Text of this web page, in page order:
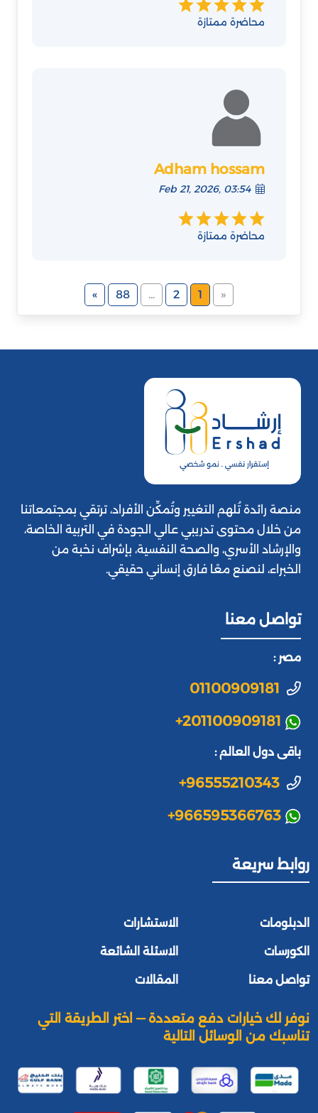
محاضرة ممتازة
Adham hossam
Feb 21, 2026, 03:54
محاضرة ممتازة
«
1
2
...
88
»
منصة رائدة تُلهم التغيير وتُمكِّن الأفراد، ترتقي بمجتمعاتنا
من خلال محتوى تدريبي عالي الجودة في التربية الخاصة،
والإرشاد الأسري، والصحة النفسية، بإشراف نخبة من
الخبراء، لنصنع معًا فارق إنساني حقيقي.
تواصل معنا
مصر :
01100909181
+201100909181
باقى دول العالم :
+96555210343
+966595366763
روابط سريعة
الدبلومات الاستشارات
الكورسات الاسئلة الشائعة
تواصل معنا المقالات
نوفر لك خيارات دفع متعددة — اختر الطريقة التي
تناسبك من الوسائل التالية